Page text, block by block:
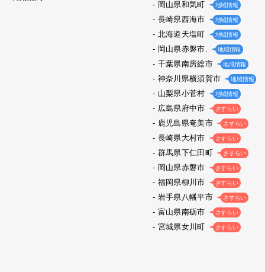
岡山県和気町 地域情報
長崎県西海市 地域情報
北海道天塩町 地域情報
岡山県赤磐市. 地域情報
千葉県南房総市 地域情報
神奈川県横須賀市 地域情報
山梨県小菅村 地域情報
広島県府中市 さすらい
鹿児島県奄美市 さすらい
長崎県大村市 さすらい
群馬県下仁田町 さすらい
岡山県赤磐市 さすらい
福岡県柳川市 さすらい
岩手県八幡平市 さすらい
富山県南砺市 さすらい
宮城県女川町 さすらい